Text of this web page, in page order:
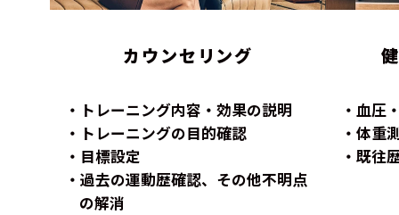
カウンセリング
トレーニング内容・効果の説明
トレーニングの目的確認
目標設定
過去の運動歴確認、その他不明点
の解消
血圧
体重
既往